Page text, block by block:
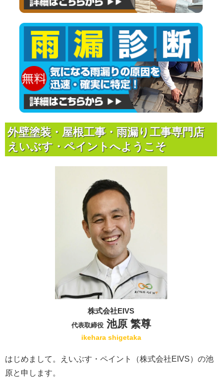
外壁塗装・屋根工事・雨漏り工事専門店
えいぶす・ペイントへようこそ
株式会社EIVS
池原 繁尊
ikehara shigetaka
はじめまして。えいぶす・ペイント（株式会社EIVS）の池